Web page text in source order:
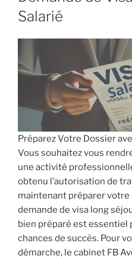
Salarié
Préparez Votre Dossier
Vous souhaitez vous
une activité
obtenu l’autorisation de
maintenant préparer votre
demande de visa long
bien préparé est essentiel
chances de succès. Pour
démarche, le cabinet FB